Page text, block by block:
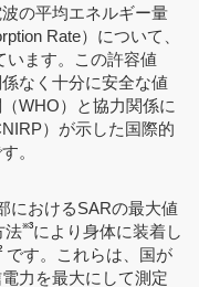
の平均エネルギー量
Rate）について、
います。この許容値
なく十分に安全な値
WHO）と協力関係に
）が示した国際的
。
におけるSARの最大値
法※3により身体に装着し
です。これらは、国が
力を最大にして測定